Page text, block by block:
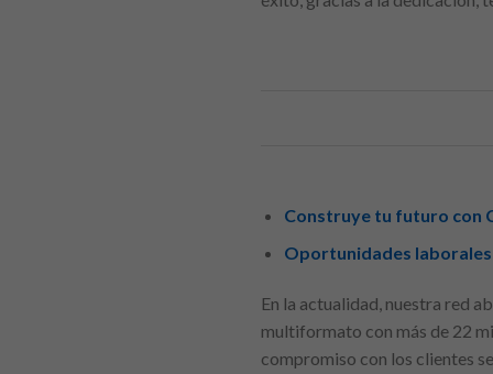
Construye tu futuro con
Oportunidades
En la actualidad, nuestra red
multiformato con más de 22
compromiso con los clientes